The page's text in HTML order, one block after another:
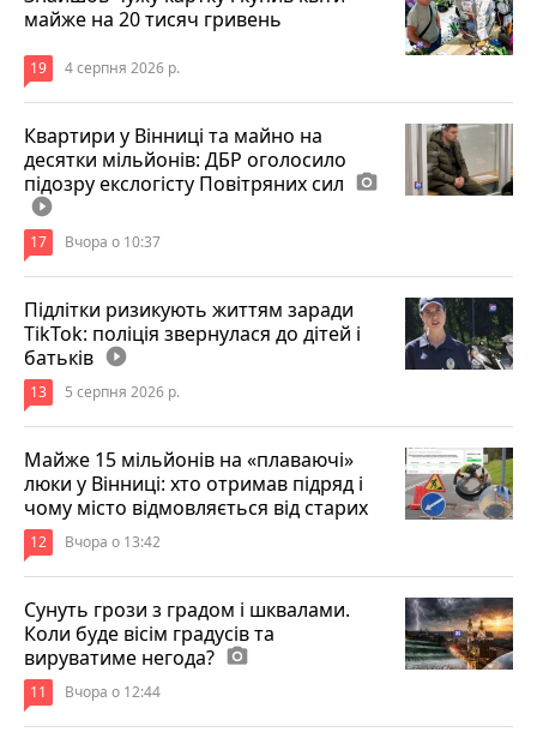
майже на 20 тисяч гривень
19 4 серпня 2026 р.
Квартири у Вінниці та майно на
десятки мільйонів: ДБР оголосило
підозру екслогісту Повітряних сил photo_camera
play_circle_filled
17 Вчора о 10:37
Підлітки ризикують життям заради
TikTok: поліція звернулася до дітей і
батьків play_circle_filled
13 5 серпня 2026 р.
Майже 15 мільйонів на «плаваючі»
люки у Вінниці: хто отримав підряд і
чому місто відмовляється від старих
12 Вчора о 13:42
Сунуть грози з градом і шквалами.
Коли буде вісім градусів та
вируватиме негода? photo_camera
11 Вчора о 12:44